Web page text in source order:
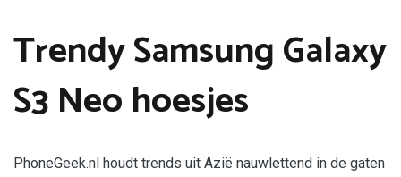
Trendy Samsung Galaxy
S3 Neo hoesjes
PhoneGeek.nl houdt trends uit Azië nauwlettend in de gaten